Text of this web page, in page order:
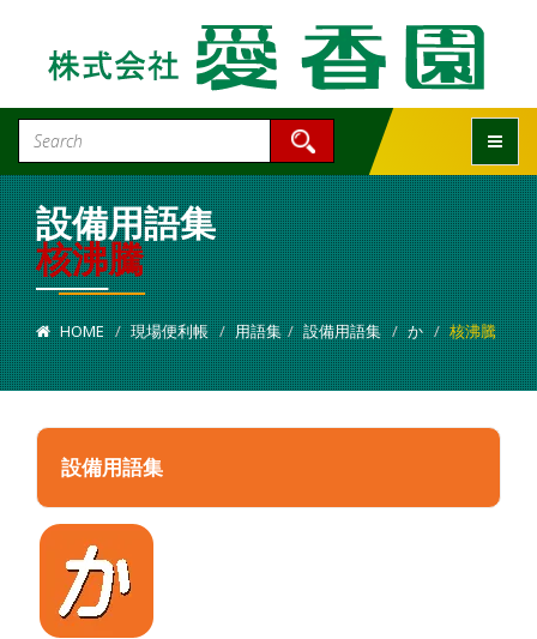
設備用語集
核沸騰
HOME 現場便利帳 用語集 設備用語集 か 核沸騰
設備用語集